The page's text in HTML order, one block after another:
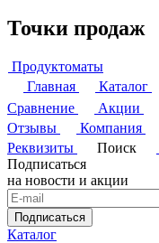
Точки продаж
Продуктоматы
Главная
Каталог
Сравнение
Акции
Отзывы
Компания
Реквизиты
Поиск
Подписаться
на новости и акции
Подписаться
Каталог